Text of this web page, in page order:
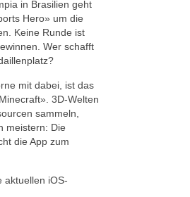
in Brasilien geht
Hero» um die
Keine Runde ist
Wer schafft
mit dabei, ist das
3D-Welten
sammeln,
meistern: Die
die App zum
aktuellen iOS-